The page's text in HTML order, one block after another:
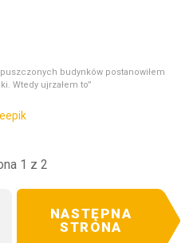
budynków postanowiłem
Wtedy ujrzałem to”
1 z 2
NASTĘPNA
STRONA